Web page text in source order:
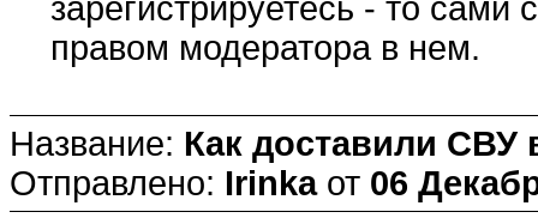
зарегистрируетесь - то сами
правом модератора в нем.
Название: Как доставили СВУ
Отправлено: Irinkaот 06